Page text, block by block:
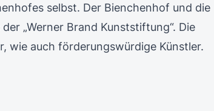
selbst. Der Bienchenhof und die
„Werner Brand Kunststiftung“. Die
wie auch förderungswürdige Künstler.